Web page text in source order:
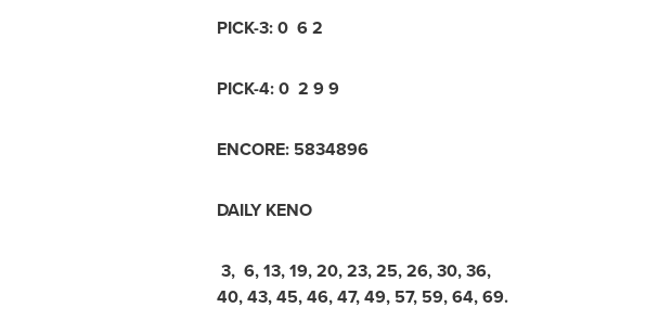
PICK-3: 0 6 2
PICK-4: 0 2 9 9
ENCORE: 5834896
DAILY KENO
3, 6, 13, 19, 20, 23, 25, 26, 30, 36,
40, 43, 45, 46, 47, 49, 57, 59, 64, 69.